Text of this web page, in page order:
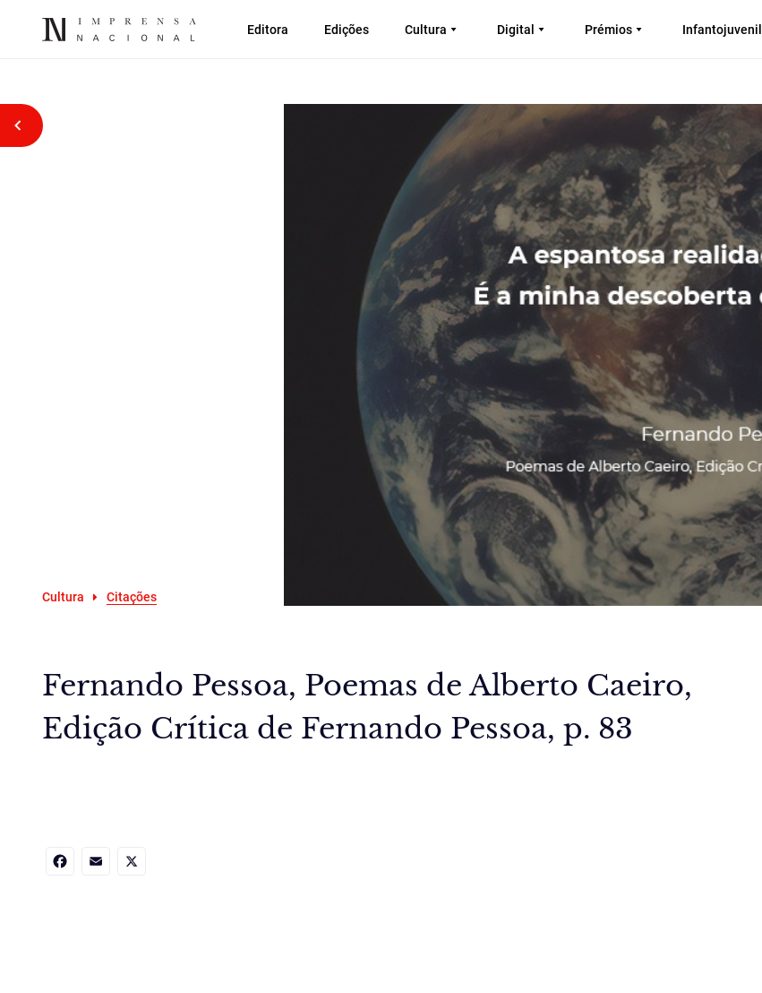
Editora Edições Cultura Digital Prémios Infantojuvenil
Voltar atrás
Cultura Citações
Fernando Pessoa, Poemas de Alberto Caeiro,
Edição Crítica de Fernando Pessoa, p. 83